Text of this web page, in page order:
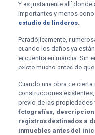
Y es justamente allí
importantes y menos
estudio de linderos.
Paradójicamente,
cuando los daños ya
encuentra en marcha. Sin
existe mucho antes de
Cuando una obra de
construcciones
previo de las propiedades
fotografías,
registros destinados a
inmuebles antes del